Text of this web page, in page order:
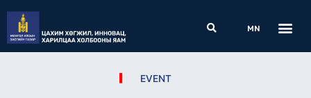
content
Search
MN
EVENT